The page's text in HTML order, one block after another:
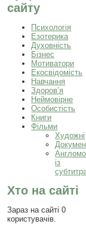
сайту
Психологія
Езотерика
Духовність
Бізнес
Мотиватори
Екосвідомість
Навчання
Здоров’я
Неймовірне
Особистість
Книги
Фільми
Художні
із
Хто на сайті
Зараз на сайті 0
користувачів.